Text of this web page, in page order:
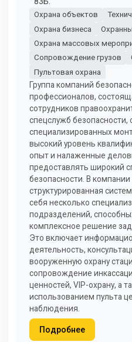
Охрана объектов
Охрана бизнеса
Охрана массовых
Сопровождение грузов
Пультовая охрана
Группа компаний
профессионалов,
сотрудников
спецслужб
специализированных
высокий уровень
опыт и налаженные
предоставлять широкий
безопасности. В
структурированная
себя несколько
подразделений,
комплексное решение
Это включает
деятельность,
вооруженную охрану
сопровождение
ценностей, VIP-охрану, а
использованием пульта
наблюдения.
Подробнее